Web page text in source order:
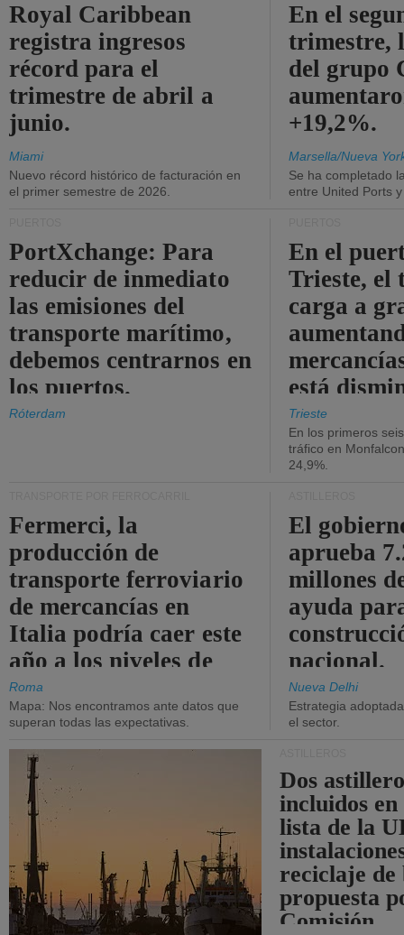
Royal Caribbean
registra ingresos
récord para el
trimestre de abril a
junio.
Miami
Nuevo récord histórico de facturación en
el primer semestre de 2026.
En el
trimestre,
del grupo
+19,2%.
Marsella/Nueva
Se ha completado
entre United Ports
PortXchange: Para
reducir de inmediato
las emisiones del
transporte marítimo,
debemos centrarnos en
los puertos.
Róterdam
En el
Trieste, el
carga a
está
Trieste
En los primeros
tráfico en
24,9%.
Fermerci, la
producción de
transporte ferroviario
de mercancías en
Italia podría caer este
año a los niveles de
2015.
Roma
Mapa: Nos encontramos ante datos que
superan todas las expectativas.
El
aprueba
millones
ayuda
nacional.
Nueva Delhi
Estrategia
el sector.
Dos
incluidos
lista de la
reciclaje de
propuesta
Comisión.